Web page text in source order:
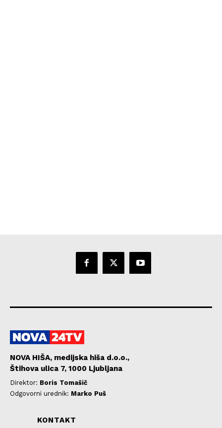
NOVA HIŠA, medijska hiša d.o.o.,
Štihova ulica 7, 1000 Ljubljana
Direktor: Boris Tomašič
Odgovorni urednik: Marko Puš
KONTAKT